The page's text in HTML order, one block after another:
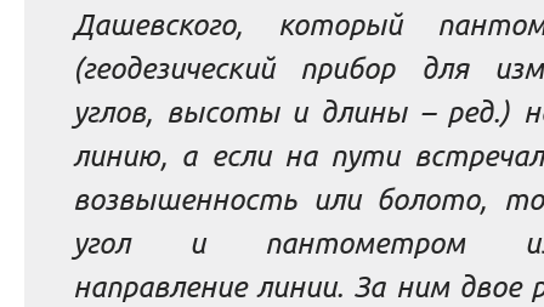
Дашевского, который
(геодезический прибор для
углов, высоты и длины – ред.)
линию, а если на пути
возвышенность или болото,
угол и пантометром
направление линии. За ним двое